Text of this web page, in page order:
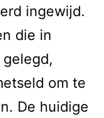
ingewijd.
die in
om te
De huidige